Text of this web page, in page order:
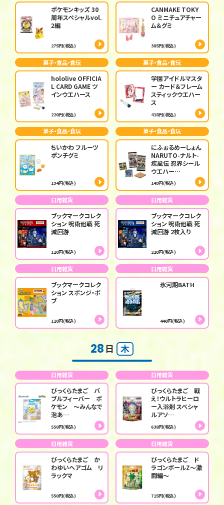
ポケモンキッズ 30
周年スペシャルvol.
2編
275円(税込)
CANMAKE TOKY
O ミニチュアチャー
ム＆グミ
385円(税込)
菓子・食品・食玩
hololive OFFICIA
L CARD GAME ツ
インウエハース
220円(税込)
菓子・食品・食玩
学園アイドルマスタ
ー カード＆フレーム
スティックウエハー
ス
418円(税込)
菓子・食品・食玩
ちいかわ フルーツ
ポンチグミ
194円(税込)
菓子・食品・食玩
にふぉるめーしょん
NARUTO-ナルト-
疾風伝 忍界シール
ウエハー…
149円(税込)
日用雑貨
ブックマークコレク
ション 呪術廻戦 死
滅回游
110円(税込)
日用雑貨
ブックマークコレク
ション 呪術廻戦 死
滅回游 2枚入り
220円(税込)
日用雑貨
ブックマークコレク
ション スポンジ・ボ
ブ
110円(税込)
日用雑貨
氷河期BATH
440円(税込)
28日 木
日用雑貨
びっくらたまご バ
ブルフィーバー ポ
ケモン ～みんなで
泡あ…
550円(税込)
日用雑貨
びっくらたまご 戦
え！ウルトラヒーロ
ー入浴剤 スペシャ
ルアソ…
638円(税込)
日用雑貨
びっくらたまご か
わゆいヘアゴム リ
ラックマ
550円(税込)
日用雑貨
びっくらたまご ド
ラゴンボールZ～激
闘編～
715円(税込)